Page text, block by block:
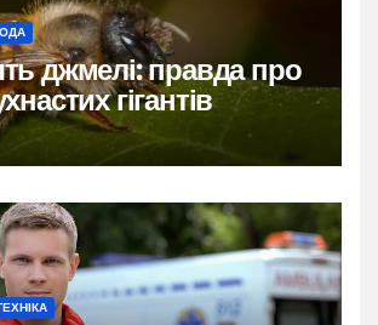
джмелі: правда про
гігантів